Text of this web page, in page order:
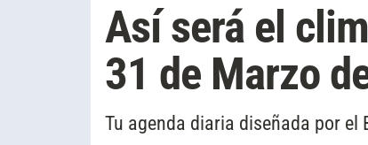
Así será el
31 de Marzo
Tu agenda diaria diseñada por el